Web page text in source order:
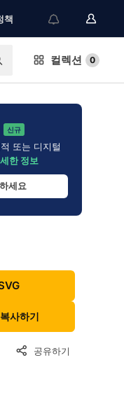
책
컬렉션 0
신규
또는 디지털
한 정보
세요
사하기
공유하기